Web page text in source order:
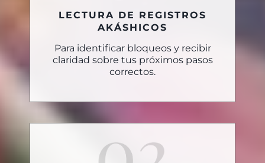
LECTURA DE REGISTROS
AKÁSHICOS
Para identificar bloqueos y recibir
claridad sobre tus próximos pasos
correctos.